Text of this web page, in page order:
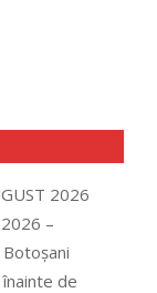
2026
–
de